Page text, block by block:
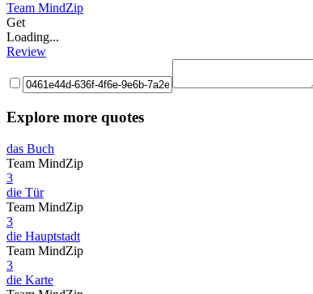
Team MindZip
Get
Loading...
Review
Explore more quotes
das Buch
Team MindZip
3
die Tür
Team MindZip
3
die Hauptstadt
Team MindZip
3
die Karte